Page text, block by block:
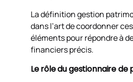
La définition gestion
dans l’art de coordonner
éléments pour répondre à
financiers précis.
Le rôle du gestionnaire de